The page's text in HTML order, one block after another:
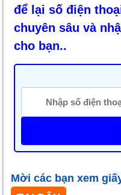
để lại số điện
chuyên sâu và
cho bạn..
Mời các bạn xem